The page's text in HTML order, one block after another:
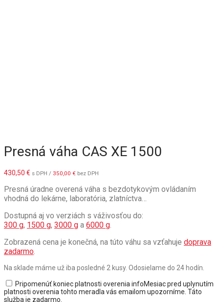
Presná váha CAS XE 1500
430,50 € s DPH / 350,00 € bez DPH
Presná úradne overená váha s bezdotykovým ovládaním
vhodná do lekárne, laboratória, zlatníctva…
Dostupná aj vo verziách s váživosťou do:
300 g, 1500 g, 3000 g a 6000 g
Zobrazená cena je konečná, na túto váhu sa vzťahuje doprava
zadarmo
Na sklade máme už iba posledné 2 kusy. Odosielame do 24 hodín.
Pripomenúť koniec platnosti overenia infoMesiac pred uplynutím
platnosti overenia tohto meradla vás emailom upozorníme. Táto
služba je zadarmo.